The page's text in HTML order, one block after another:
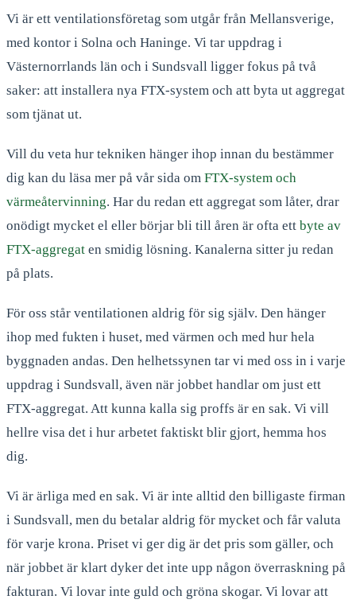
Vi är ett ventilationsföretag som utgår från Mellansverige,
med kontor i Solna och Haninge. Vi tar uppdrag i
Västernorrlands län och i Sundsvall ligger fokus på två
saker: att installera nya FTX-system och att byta ut aggregat
som tjänat ut.
Vill du veta hur tekniken hänger ihop innan du bestämmer
dig kan du läsa mer på vår sida om FTX-system och
värmeåtervinning. Har du redan ett aggregat som låter, drar
onödigt mycket el eller börjar bli till åren är ofta ett byte av
FTX-aggregat en smidig lösning. Kanalerna sitter ju redan
på plats.
För oss står ventilationen aldrig för sig själv. Den hänger
ihop med fukten i huset, med värmen och med hur hela
byggnaden andas. Den helhetssynen tar vi med oss in i varje
uppdrag i Sundsvall, även när jobbet handlar om just ett
FTX-aggregat. Att kunna kalla sig proffs är en sak. Vi vill
hellre visa det i hur arbetet faktiskt blir gjort, hemma hos
dig.
Vi är ärliga med en sak. Vi är inte alltid den billigaste firman
i Sundsvall, men du betalar aldrig för mycket och får valuta
för varje krona. Priset vi ger dig är det pris som gäller, och
när jobbet är klart dyker det inte upp någon överraskning på
fakturan. Vi lovar inte guld och gröna skogar. Vi lovar att